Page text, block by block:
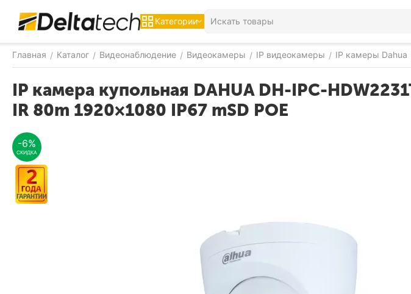
Категории
Главная / Каталог / Видеонаблюдение / Видеокамеры / IP видеокамеры / IP камеры Dahua
IP камера купольная DAHUA DH-IPC-
IR 80m 1920×1080 IP67 mSD POE
-6%
СКИДКА